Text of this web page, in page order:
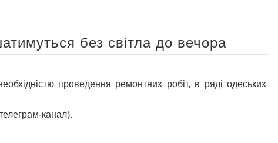
без світла до вечора
проведення ремонтних робіт, в ряді одеських
канал).